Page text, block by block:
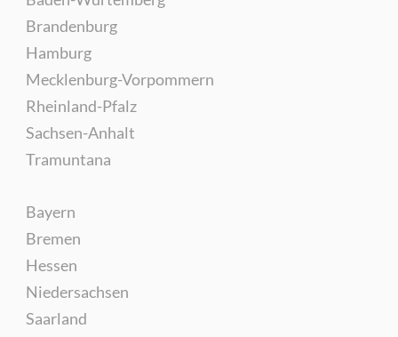
Brandenburg
Hamburg
Mecklenburg-Vorpommern
Rheinland-Pfalz
Sachsen-Anhalt
Tramuntana
Bayern
Bremen
Hessen
Niedersachsen
Saarland